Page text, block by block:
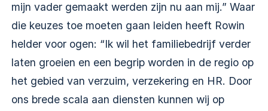
mijn vader gemaakt werden zijn nu aan mij.” Waar
die keuzes toe moeten gaan leiden heeft Rowin
helder voor ogen: “Ik wil het familiebedrijf verder
laten groeien en een begrip worden in de regio op
het gebied van verzuim, verzekering en HR. Door
ons brede scala aan diensten kunnen wij op